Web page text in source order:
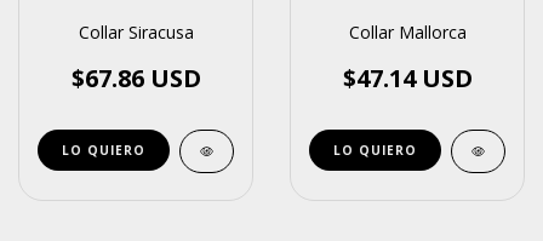
Collar Siracusa
$67.86 USD
Collar Mallorca
$47.14 USD